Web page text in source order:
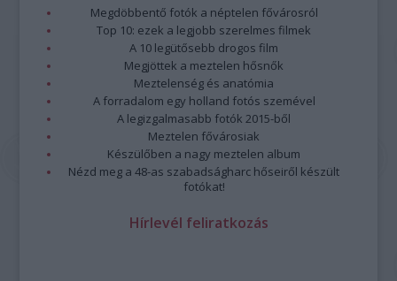
Megdöbbentő fotók a néptelen fővárosról
Top 10: ezek a legjobb szerelmes filmek
A 10 legütősebb drogos film
Megjöttek a meztelen hősnők
Meztelenség és anatómia
A forradalom egy holland fotós szemével
A legizgalmasabb fotók 2015-ből
Meztelen fővárosiak
Készülőben a nagy meztelen album
Nézd meg a 48-as szabadságharc hőseiről készült
fotókat!
Hírlevél feliratkozás